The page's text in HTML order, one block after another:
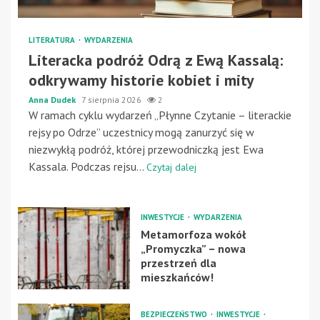
LITERATURA WYDARZENIA
Literacka podróż Odrą z Ewą Kassalą:
odkrywamy historie kobiet i mity
Anna Dudek 7 sierpnia 2026 2
W ramach cyklu wydarzeń „Płynne Czytanie – literackie
rejsy po Odrze” uczestnicy mogą zanurzyć się w
niezwykłą podróż, której przewodniczką jest Ewa
Kassala. Podczas rejsu... Czytaj dalej
INWESTYCJE WYDARZENIA
Metamorfoza wokół
„Promyczka” – nowa
przestrzeń dla
mieszkańców!
BEZPIECZEŃSTWO
INWESTYCJE